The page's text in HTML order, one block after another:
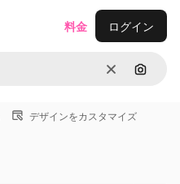
消去 画像で
料金 ログイン
デザインをカスタマイズ